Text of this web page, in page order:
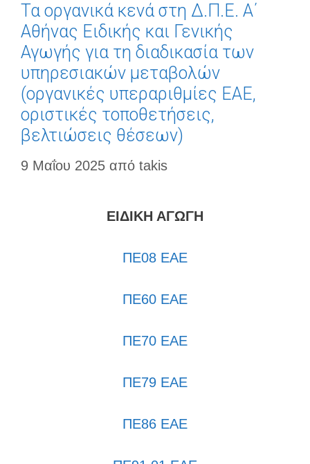
Τα οργανικά κενά στη Δ.Π.Ε. Α΄
Αθήνας Ειδικής και Γενικής
Αγωγής για τη διαδικασία των
υπηρεσιακών μεταβολών
(οργανικές υπεραριθμίες ΕΑΕ,
οριστικές τοποθετήσεις,
βελτιώσεις θέσεων)
9 Μαΐου 2025 από takis
ΕΙΔΙΚΗ ΑΓΩΓΗ
ΠΕ08 ΕΑΕ
ΠΕ60 ΕΑΕ
ΠΕ70 ΕΑΕ
ΠΕ79 ΕΑΕ
ΠΕ86 ΕΑΕ